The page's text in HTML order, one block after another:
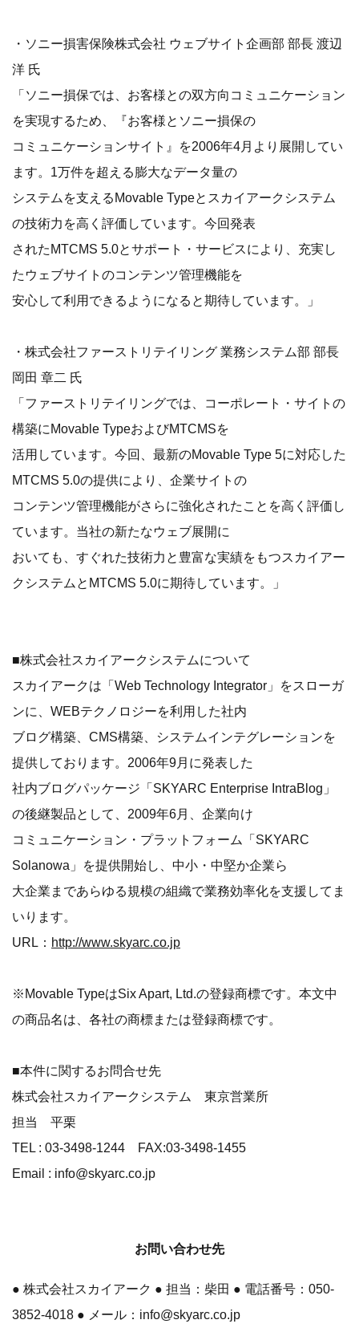
・ソニー損害保険株式会社 ウェブサイト企画部 部長 渡辺
洋 氏
「ソニー損保では、お客様との双方向コミュニケーション
を実現するため、『お客様とソニー損保の
コミュニケーションサイト』を2006年4月より展開してい
ます。1万件を超える膨大なデータ量の
システムを支えるMovable Typeとスカイアークシステム
の技術力を高く評価しています。今回発表
されたMTCMS 5.0とサポート・サービスにより、充実し
たウェブサイトのコンテンツ管理機能を
安心して利用できるようになると期待しています。」
・株式会社ファーストリテイリング 業務システム部 部長
岡田 章二 氏
「ファーストリテイリングでは、コーポレート・サイトの
構築にMovable TypeおよびMTCMSを
活用しています。今回、最新のMovable Type 5に対応した
MTCMS 5.0の提供により、企業サイトの
コンテンツ管理機能がさらに強化されたことを高く評価し
ています。当社の新たなウェブ展開に
おいても、すぐれた技術力と豊富な実績をもつスカイアー
クシステムとMTCMS 5.0に期待しています。」
■株式会社スカイアークシステムについて
スカイアークは「Web Technology Integrator」をスローガ
ンに、WEBテクノロジーを利用した社内
ブログ構築、CMS構築、システムインテグレーションを
提供しております。2006年9月に発表した
社内ブログパッケージ「SKYARC Enterprise IntraBlog」
の後継製品として、2009年6月、企業向け
コミュニケーション・プラットフォーム「SKYARC
Solanowa」を提供開始し、中小・中堅か企業ら
大企業まであらゆる規模の組織で業務効率化を支援してま
いります。
URL： http://www.skyarc.co.jp
※Movable TypeはSix Apart, Ltd.の登録商標です。本文中
の商品名は、各社の商標または登録商標です。
■本件に関するお問合せ先
株式会社スカイアークシステム 東京営業所
担当 平栗
TEL : 03-3498-1244 FAX:03-3498-1455
Email : info@skyarc.co.jp
お問い合わせ先
● 株式会社スカイアーク ● 担当：柴田 ● 電話番号：050-
3852-4018 ● メール：info@skyarc.co.jp